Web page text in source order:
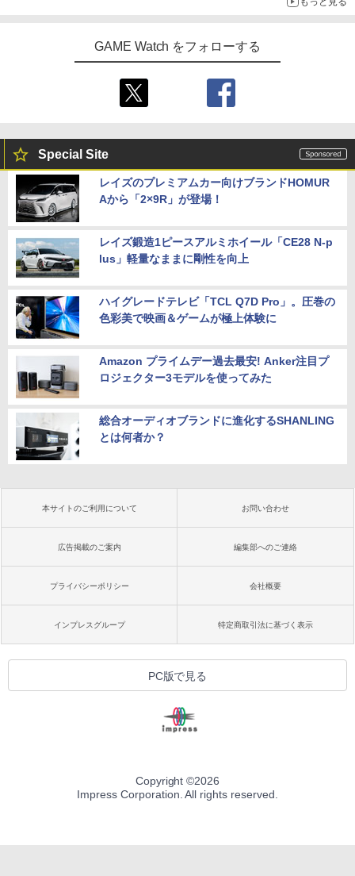
GAME Watch をフォローする
Special Site
レイズのプレミアムカー向けブランドHOMUR
Aから「2×9R」が登場！
レイズ鍛造1ピースアルミホイール「CE28 N-p
lus」軽量なままに剛性を向上
ハイグレードテレビ「TCL Q7D Pro」。圧巻の
色彩美で映画＆ゲームが極上体験に
Amazon プライムデー過去最安! Anker注目プ
ロジェクター3モデルを使ってみた
総合オーディオブランドに進化するSHANLING
とは何者か？
本サイトのご利用について お問い合わせ
広告掲載のご案内 編集部へのご連絡
プライバシーポリシー 会社概要
インプレスグループ 特定商取引法に基づく表示
PC版で見る
Copyright ©2026
Impress Corporation. All rights reserved.